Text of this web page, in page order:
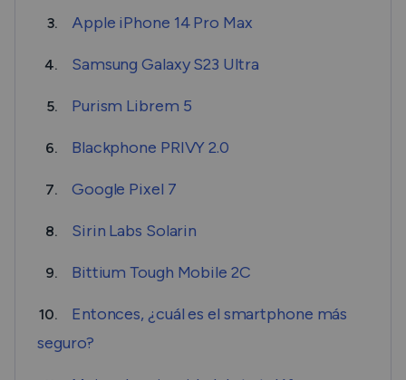
3. Apple iPhone 14 Pro Max
4. Samsung Galaxy S23 Ultra
5. Purism Librem 5
6. Blackphone PRIVY 2.0
7. Google Pixel 7
8. Sirin Labs Solarin
9. Bittium Tough Mobile 2C
10.
Entonces, ¿cuál es el smartphone más
seguro?